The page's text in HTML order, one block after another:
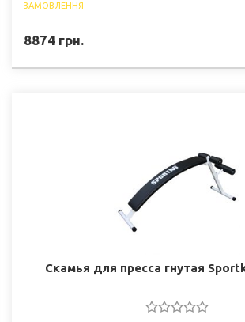
ЗАМОВЛЕННЯ
8874 грн.
Скамья для пресcа гнутая